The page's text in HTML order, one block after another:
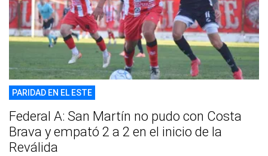
PARIDAD EN EL ESTE
Federal A: San Martín no pudo con Costa
Brava y empató 2 a 2 en el inicio de la
Reválida